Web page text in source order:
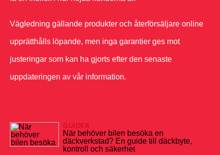
Vägledning gällande produkter och återförsäljare online
upprätthålls löpande, men inga garantier ges mot
justeringar som kan ha gjorts efter den senaste
uppdateringen av vår information.
GUIDER
När behöver bilen besöka en
däckverkstad? En guide till däckbyte,
kontroll och säkerhet